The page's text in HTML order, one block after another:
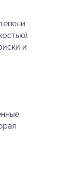
и